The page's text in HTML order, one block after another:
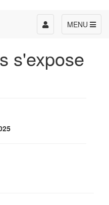
MENU
Toggle
navigation
s'expose